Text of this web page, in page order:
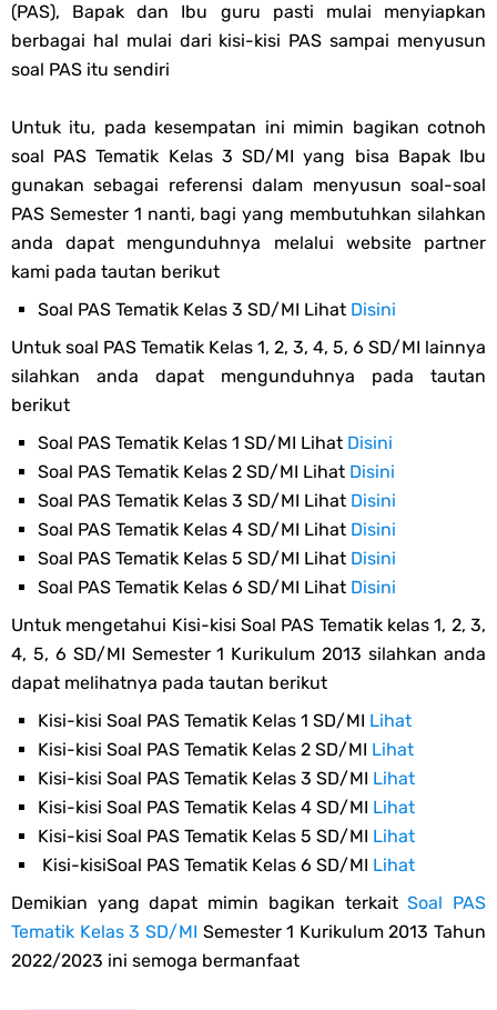
(PAS), Bapak dan Ibu guru pasti mulai menyiapkan
berbagai hal mulai dari kisi-kisi PAS sampai menyusun
soal PAS itu sendiri
Untuk itu, pada kesempatan ini mimin bagikan cotnoh
soal PAS Tematik Kelas 3 SD/MI yang bisa Bapak Ibu
gunakan sebagai referensi dalam menyusun soal-soal
PAS Semester 1 nanti, bagi yang membutuhkan silahkan
anda dapat mengunduhnya melalui website partner
kami pada tautan berikut
Soal PAS Tematik Kelas 3 SD/MI Lihat Disini
Untuk soal PAS Tematik Kelas 1, 2, 3, 4, 5, 6 SD/MI lainnya
silahkan anda dapat mengunduhnya pada tautan
berikut
Soal PAS Tematik Kelas 1 SD/MI Lihat Disini
Soal PAS Tematik Kelas 2 SD/MI Lihat Disini
Soal PAS Tematik Kelas 3 SD/MI Lihat Disini
Soal PAS Tematik Kelas 4 SD/MI Lihat Disini
Soal PAS Tematik Kelas 5 SD/MI Lihat Disini
Soal PAS Tematik Kelas 6 SD/MI Lihat Disini
Untuk mengetahui Kisi-kisi Soal PAS Tematik kelas 1, 2, 3,
4, 5, 6 SD/MI Semester 1 Kurikulum 2013 silahkan anda
dapat melihatnya pada tautan berikut
Kisi-kisi Soal PAS Tematik Kelas 1 SD/MI Lihat
Kisi-kisi Soal PAS Tematik Kelas 2 SD/MI Lihat
Kisi-kisi Soal PAS Tematik Kelas 3 SD/MI Lihat
Kisi-kisi Soal PAS Tematik Kelas 4 SD/MI Lihat
Kisi-kisi Soal PAS Tematik Kelas 5 SD/MI Lihat
Kisi-kisiSoal PAS Tematik Kelas 6 SD/MI Lihat
Demikian yang dapat mimin bagikan terkaitSoal PAS
Tematik Kelas 3 SD/MI Semester 1 Kurikulum 2013 Tahun
2022/2023 ini semoga bermanfaat